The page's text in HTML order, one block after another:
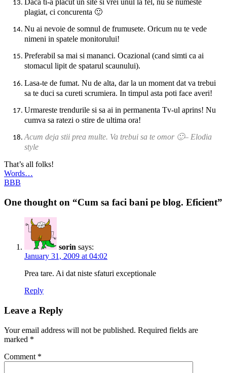
plagiat, ci concurenta 🙂
Nu ai nevoie de somnul de frumusete. Oricum nu te vede
nimeni in spatele monitorului!
Preferabil sa mai si mananci. Ocazional (cand simti ca ai
stomacul lipit de spatarul scaunului).
Lasa-te de fumat. Nu de alta, dar la un moment dat va trebui
sa te duci sa cureti scrumiera. In timpul asta poti face averi!
Urmareste trendurile si sa ai in permanenta Tv-ul aprins! Nu
cumva sa ratezi o stire de ultima ora!
Acum deja stii prea multe. Va trebui sa te omor 🙂– Elodia
style
That’s all folks!
Post
navigation
Previous
post:
Words…
Next
BBB
One thought on “Cum sa faci bani pe blog. Eficient”
sorin says:
January 31, 2009 at 04:02
Prea tare. Ai dat niste sfaturi exceptionale
Reply
Leave a Reply
Your email address will not be published. Required fields are
marked *
Comment *